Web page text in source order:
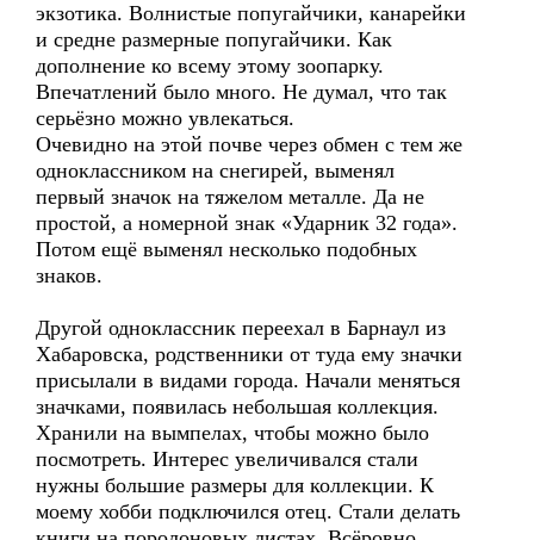
экзотика. Волнистые попугайчики, канарейки
и средне размерные попугайчики. Как
дополнение ко всему этому зоопарку.
Впечатлений было много. Не думал, что так
серьёзно можно увлекаться.
Очевидно на этой почве через обмен с тем же
одноклассником на снегирей, выменял
первый значок на тяжелом металле. Да не
простой, а номерной знак «Ударник 32 года».
Потом ещё выменял несколько подобных
знаков.
Другой одноклассник переехал в Барнаул из
Хабаровска, родственники от туда ему значки
присылали в видами города. Начали меняться
значками, появилась небольшая коллекция.
Хранили на вымпелах, чтобы можно было
посмотреть. Интерес увеличивался стали
нужны большие размеры для коллекции. К
моему хобби подключился отец. Стали делать